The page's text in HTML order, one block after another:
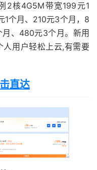
2核4G5M带宽199元1
1个月、210元3个月，8
、480元3个月。新用
人用户轻松上云,有需要
直达